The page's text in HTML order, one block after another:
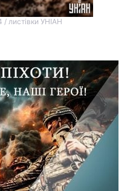
листівки УНІАН